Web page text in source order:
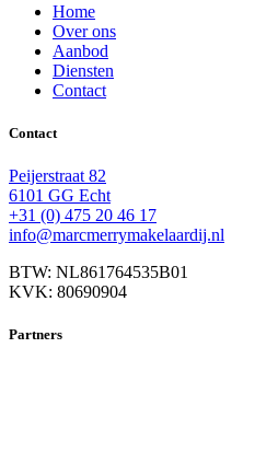
Home
Over ons
Aanbod
Diensten
Contact
Contact
Peijerstraat 82
6101 GG Echt
+31 (0) 475 20 46 17
info@marcmerrymakelaardij.nl
BTW: NL861764535B01
KVK: 80690904
Partners